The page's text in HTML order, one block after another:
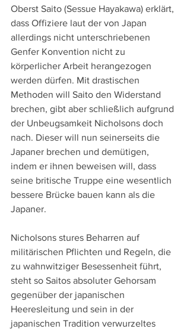
Oberst Saito (Sessue Hayakawa) erklärt,
dass Offiziere laut der von Japan
allerdings nicht unterschriebenen
Genfer Konvention nicht zu
körperlicher Arbeit herangezogen
werden dürfen. Mit drastischen
Methoden will Saito den Widerstand
brechen, gibt aber schließlich aufgrund
der Unbeugsamkeit Nicholsons doch
nach. Dieser will nun seinerseits die
Japaner brechen und demütigen,
indem er ihnen beweisen will, dass
seine britische Truppe eine wesentlich
bessere Brücke bauen kann als die
Japaner.
Nicholsons stures Beharren auf
militärischen Pflichten und Regeln, die
zu wahnwitziger Besessenheit führt,
steht so Saitos absoluter Gehorsam
gegenüber der japanischen
Heeresleitung und sein in der
japanischen Tradition verwurzeltes